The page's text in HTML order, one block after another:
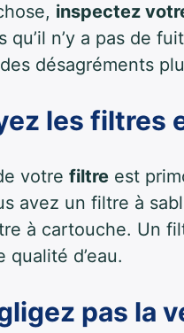
inspectez
qu’il n’y a pas de
désagréments
les filtres
votre filtre est
avez un filtre à
à cartouche. Un
qualité d’eau.
pas la